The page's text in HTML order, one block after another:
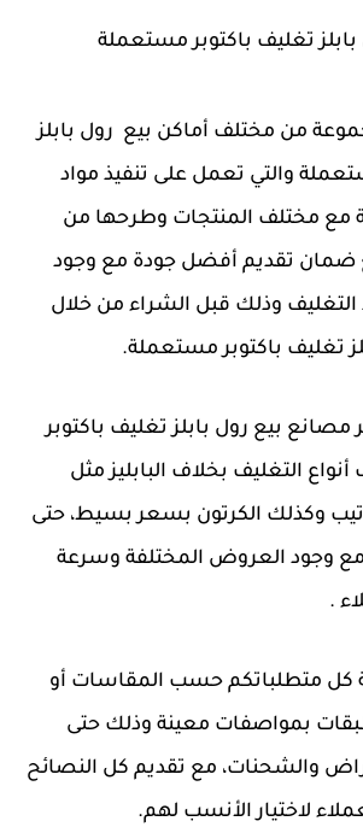
تغليف باكتوبر مستعملة
من مختلف أماكن بيع رول بابلز
والتي تعمل على تنفيذ مواد
مع مختلف المنتجات وطرحها من
ضمان تقديم أفضل جودة مع وجود
التغليف وذلك قبل الشراء من خلال
تغليف باكتوبر مستعملة.
مصانع بيع رول بابلز تغليف باكتوبر
التغليف بخلاف البابليز مثل
وكذلك الكرتون بسعر بسيط، حتى
وجود العروض المختلفة وسرعة
.
كل متطلباتكم حسب المقاسات أو
بمواصفات معينة وذلك حتى
والشحنات، مع تقديم كل النصائح
لاختيار الأنسب لهم.